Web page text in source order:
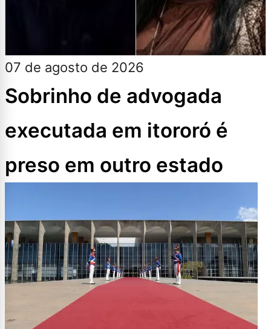
07 de agosto de 2026
Sobrinho de advogada
executada em itororó é
preso em outro estado